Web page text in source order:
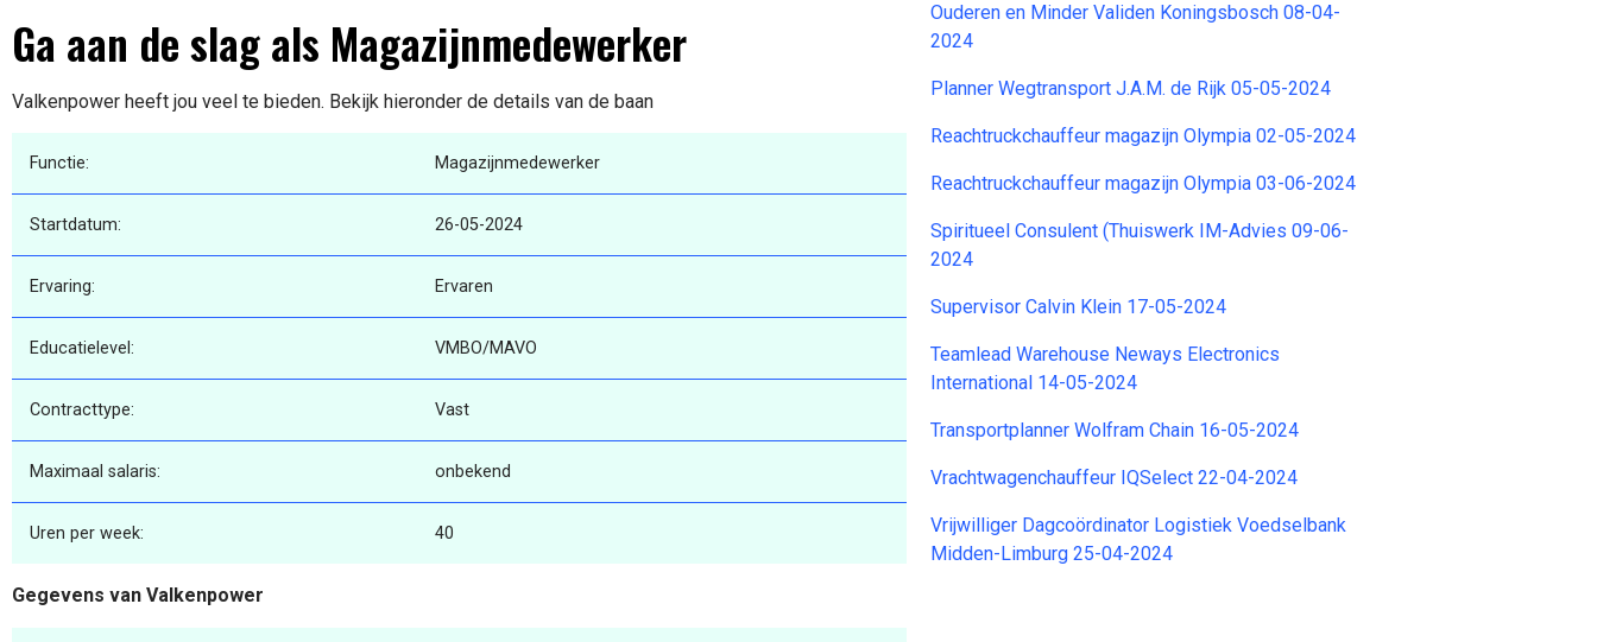
Ga aan de slag als Magazijnmedewerker
Valkenpower heeft jou veel te bieden. Bekijk hieronder de details van de baan
Functie: Magazijnmedewerker
Startdatum: 26-05-2024
Ervaring: Ervaren
Educatielevel: VMBO/MAVO
Contracttype: Vast
Maximaal salaris: onbekend
Uren per week: 40
Gegevens van Valkenpower
Ouderen en Minder Validen Koningsbosch 08-04-
2024
Planner Wegtransport J.A.M. de Rijk 05-05-2024
Reachtruckchauffeur magazijn Olympia 02-05-2024
Reachtruckchauffeur magazijn Olympia 03-06-2024
Spiritueel Consulent (Thuiswerk IM-Advies 09-06-
2024
Supervisor Calvin Klein 17-05-2024
Teamlead Warehouse Neways Electronics
International 14-05-2024
Transportplanner Wolfram Chain 16-05-2024
Vrachtwagenchauffeur IQSelect 22-04-2024
Vrijwilliger Dagcoördinator Logistiek Voedselbank
Midden-Limburg 25-04-2024